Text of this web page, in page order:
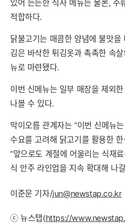
있어 든든한 식사 메뉴는 물론, 주
적합하다.
닭불고기는 매콤한 양념에 불맛을
김은 바삭한 튀김옷과 촉촉한 속
뉴로 마련됐다.
이번 신메뉴는 일부 매장을 제외
나볼 수 있다.
막이오름 관계자는 “이번 신메뉴
수요를 고려해 닭고기를 활용한
“앞으로도 계절에 어울리는 식재
식 안주 라인업을 지속 확대해 나
이준문 기자/jun@newstap.co.kr
ⓒ 뉴스탭(https://